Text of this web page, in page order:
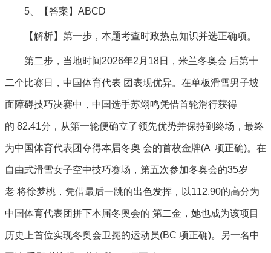
5、【答案】ABCD
【解析】第一步，本题考查时政热点知识并选正确项。
第二步，当地时间2026年2月18日，米兰冬奥会 后第十
二个比赛日，中国体育代表 团表现优异。在单板滑雪男子坡
面障碍技巧决赛中，中国选手苏翊鸣凭借首轮滑行获得
的 82.41分，从第一轮便确立了领先优势并保持到终场，最终
为中国体育代表团夺得本届冬奥 会的首枚金牌(A 项正确)。在
自由式滑雪女子空中技巧赛场，第五次参加冬奥会的35岁
老 将徐梦桃，凭借最后一跳的出色发挥，以112.90的高分为
中国体育代表团拼下本届冬奥会的 第二金，她也成为该项目
历史上首位实现冬奥会卫冕的运动员(BC 项正确)。另一名中